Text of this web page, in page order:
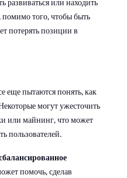
развиваться или находить
помимо того, чтобы быть
потерять позиции в
еще пытаются понять, как
могут ужесточить
или майнинг, что может
пользователей.
помочь, сделав